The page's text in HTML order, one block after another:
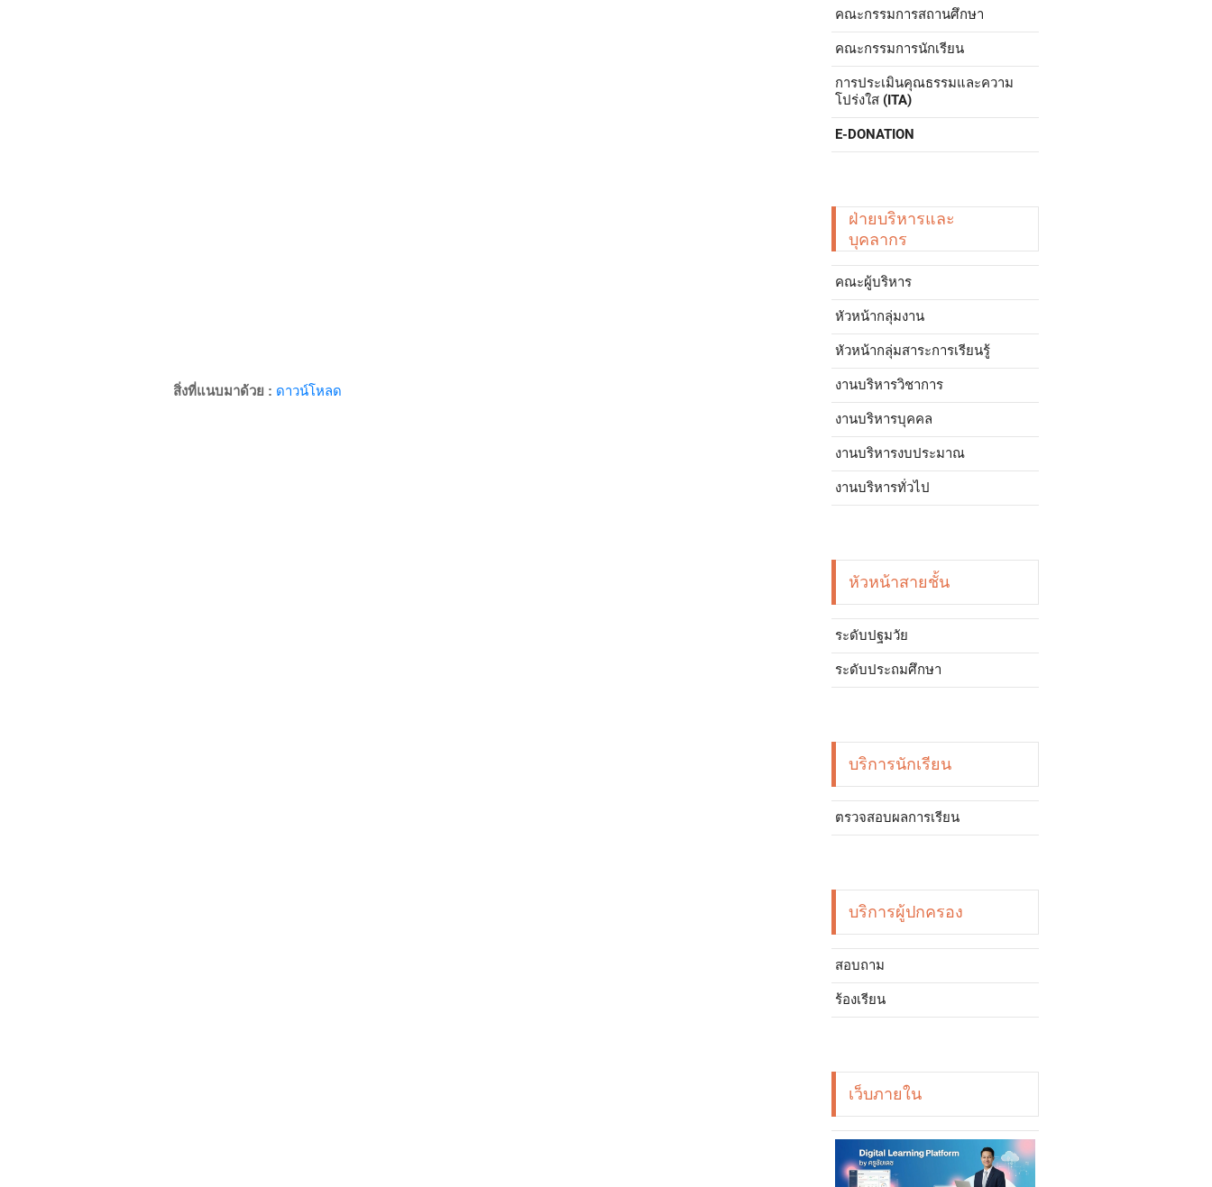
สิ่งที่แนบมาด้วย : ดาวน์โหลด
คณะกรรมการสถานศึกษา
คณะกรรมการนักเรียน
การประเมินคุณธรรมและความ
โปร่งใส (ITA)
E-DONATION
ฝ่ายบริหารและ
บุคลากร
คณะผู้บริหาร
หัวหน้ากลุ่มงาน
หัวหน้ากลุ่มสาระการเรียนรู้
งานบริหารวิชาการ
งานบริหารบุคคล
งานบริหารงบประมาณ
งานบริหารทั่วไป
หัวหน้าสายชั้น
ระดับปฐมวัย
ระดับประถมศึกษา
บริการนักเรียน
ตรวจสอบผลการเรียน
บริการผู้ปกครอง
สอบถาม
ร้องเรียน
เว็บภายใน